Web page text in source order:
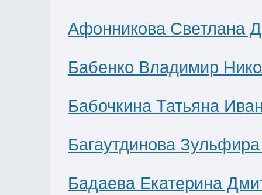
Афонникова Светлана
Бабенко Владимир
Бабочкина Татьяна
Багаутдинова
Бадаева Екатерина